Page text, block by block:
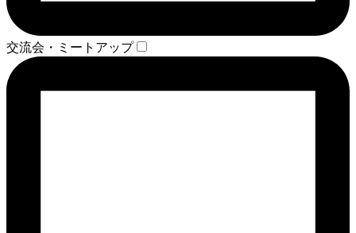
交流会・ミートアップ